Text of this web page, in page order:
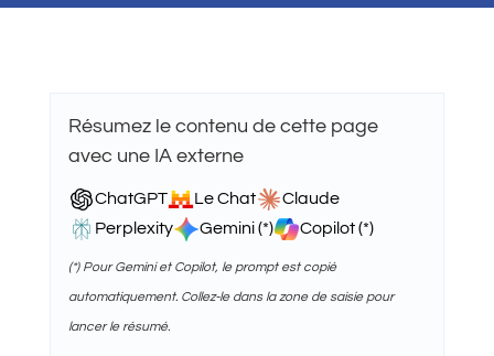
Résumez le contenu de cette page
avec une IA externe
ChatGPT Le Chat
Claude
Perplexity
Gemini (*) Copilot (*)
(*) Pour Gemini et Copilot, le prompt est copié
automatiquement. Collez-le dans la zone de saisie pour
lancer le résumé.